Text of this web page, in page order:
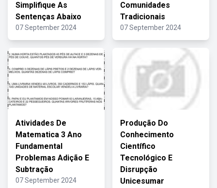
Simplifique As
Sentenças Abaixo
07 September 2024
Comunidades
Tradicionais
07 September 2024
Atividades De
Matematica 3 Ano
Fundamental
Problemas Adição E
Subtração
07 September 2024
Produção Do
Conhecimento
Científico
Tecnológico E
Disrupção
Unicesumar